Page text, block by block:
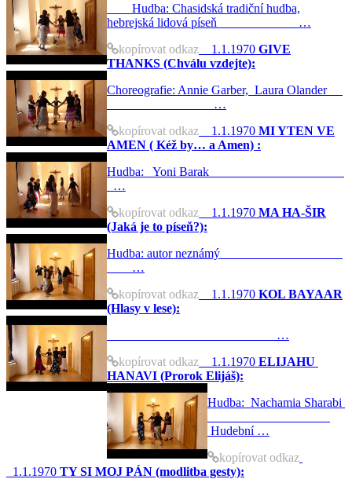
Hudba: Chasidská tradiční hudba,
hebrejská lidová píseň …
kopírovat odkaz 1.1.1970 GIVE
THANKS (Chválu vzdejte):
Choreografie: Annie Garber, Laura Olander
…
kopírovat odkaz 1.1.1970 MI YTEN VE
AMEN ( Kéž by… a Amen) :
Hudba: Yoni Barak
…
kopírovat odkaz 1.1.1970 MA HA-ŠIR
(Jaká je to píseň?):
Hudba: autor neznámý
…
kopírovat odkaz 1.1.1970 KOL BAYAAR
(Hlasy v lese):
…
kopírovat odkaz 1.1.1970 ELIJAHU
HANAVI (Prorok Elijáš):
Hudba: Nachamia Sharabi
Hudební …
kopírovat odkaz
1.1.1970 TY SI MOJ PÁN (modlitba gesty):